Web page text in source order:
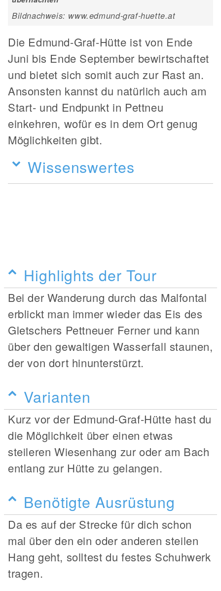
Bildnachweis: www.edmund-graf-huette.at
Die Edmund-Graf-Hütte ist von Ende
Juni bis Ende September bewirtschaftet
und bietet sich somit auch zur Rast an.
Ansonsten kannst du natürlich auch am
Start- und Endpunkt in Pettneu
einkehren, wofür es in dem Ort genug
Möglichkeiten gibt.
Wissenswertes
Highlights der Tour
Bei der Wanderung durch das Malfontal
erblickt man immer wieder das Eis des
Gletschers Pettneuer Ferner und kann
über den gewaltigen Wasserfall staunen,
der von dort hinunterstürzt.
Varianten
Kurz vor der Edmund-Graf-Hütte hast du
die Möglichkeit über einen etwas
steileren Wiesenhang zur oder am Bach
entlang zur Hütte zu gelangen.
Benötigte Ausrüstung
Da es auf der Strecke für dich schon
mal über den ein oder anderen steilen
Hang geht, solltest du festes Schuhwerk
tragen.